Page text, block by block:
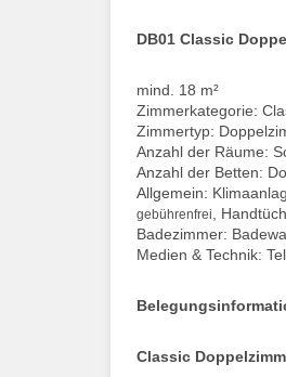
DB01 Classic
mind. 18 m²
Zimmerkategorie:
Zimmertyp:
Anzahl der Räume:
Anzahl der Betten:
Allgemein:
gebührenfrei ,
Badezimmer:
Medien & Technik:
Classic